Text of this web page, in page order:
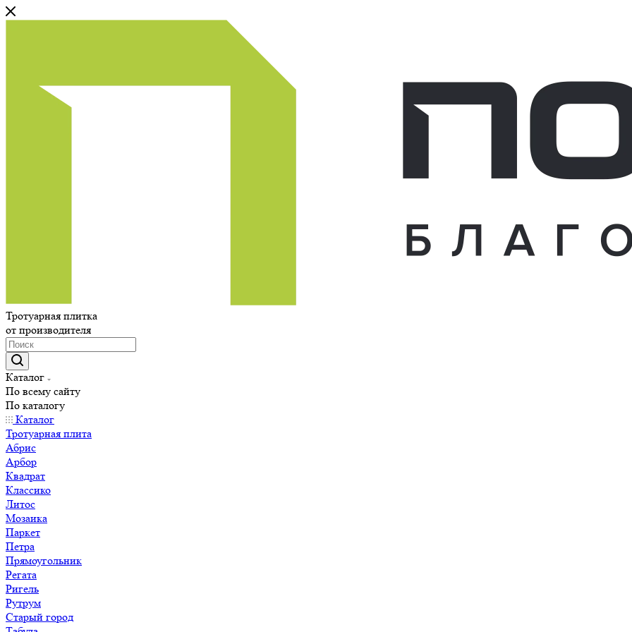
Тротуарная плитка
от производителя
Каталог
По всему сайту
По каталогу
Каталог
Тротуарная плита
Абрис
Арбор
Квадрат
Классико
Литос
Мозаика
Паркет
Петра
Прямоугольник
Регата
Ригель
Рутрум
Старый город